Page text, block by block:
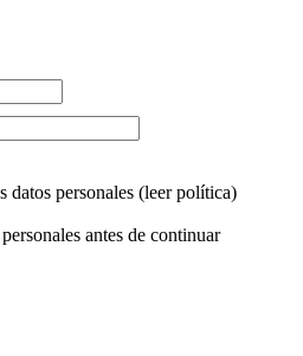
datos personales (leer política)
antes de continuar